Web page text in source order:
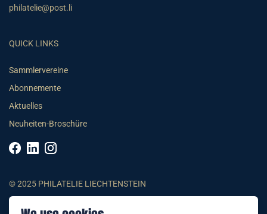
philatelie@post.li
QUICK LINKS
Sammlervereine
Abonnemente
Aktuelles
Neuheiten-Broschüre
© 2025 PHILATELIE LIECHTENSTEIN
AGB